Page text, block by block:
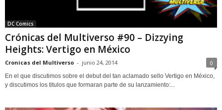
DC Comics
Crónicas del Multiverso #90 – Dizzying
Heights: Vertigo en México
Cronicas del Multiverso - junio 24, 2014 0
En el que discutimos sobre el debut del tan aclamado sello Vertigo en México,
y discutimos los titulos que formaran parte de su lanzamiento:...